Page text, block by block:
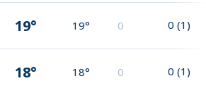
19° 19° 0 0 (1)
18° 18° 0 0 (1)